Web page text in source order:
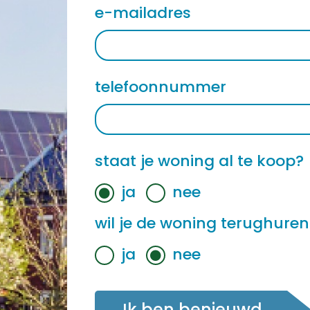
e-mailadres
telefoonnummer
staat je woning al te koop?
ja
nee
wil je de woning
ja
nee